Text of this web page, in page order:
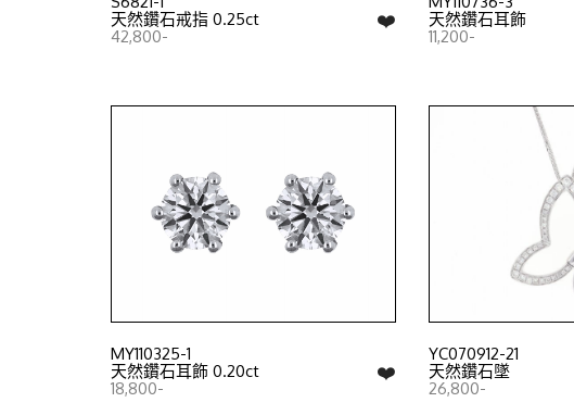
❤️
天然鑽石戒指 0.25ct
42,800-
天然鑽石耳飾
11,200-
MY110325-1
❤️
天然鑽石耳飾 0.20ct
18,800-
YC070912-21
天然鑽石墜
26,800-